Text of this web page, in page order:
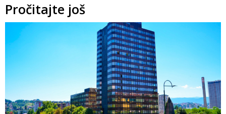
Pročitajte još